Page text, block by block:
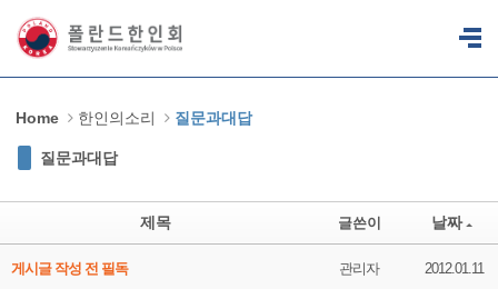
Home 한인의소리 질문과대답
질문과대답
제목 글쓴이 날짜
게시글 작성 전 필독 관리자 2012.01.11